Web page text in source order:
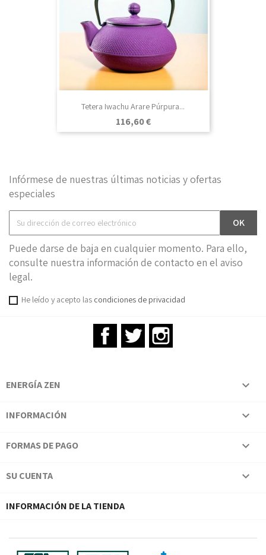
Tetera Iwachu Arare Púrpura...
Precio
116,60 €
Infórmese de nuestras últimas noticias y ofertas
especiales
Puede darse de baja en cualquier momento. Para ello,
consulte nuestra información de contacto en el aviso
legal.
He leído y acepto las condiciones de privacidad
FacebookTwitter
ENERGÍA ZEN 
INFORMACIÓN 
FORMAS DE PAGO 
SU CUENTA 
INFORMACIÓN DE LA TIENDA